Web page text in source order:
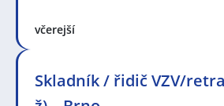
včerejší
Skladník / řidič VZV/